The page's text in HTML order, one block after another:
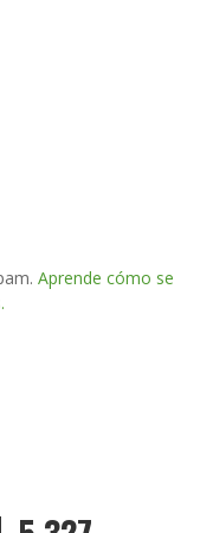
Aprende cómo se